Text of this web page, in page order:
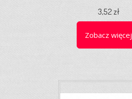
3,52 zł
Zobacz więcej